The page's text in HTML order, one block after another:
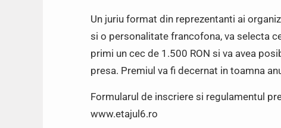
Un juriu format din reprezentanti ai
si o personalitate francofona, va selecta
primi un cec de 1.500 RON si va avea
presa. Premiul va fi decernat in toamna
Formularul de inscriere si regulamentul
www.etajul6.ro